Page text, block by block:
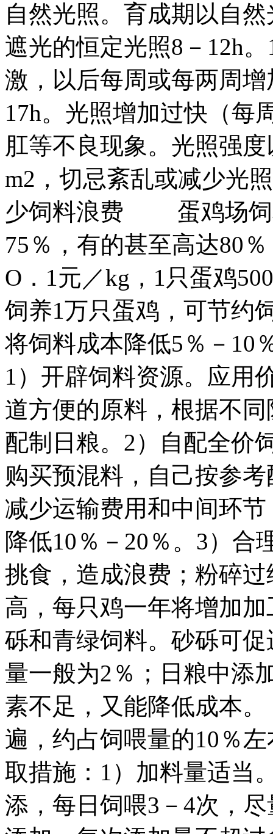
自然光照。育成期以自
遮光的恒定光照8－12h
激，以后每周或每两周
17h。光照增加过快（每
肛等不良现象。光照强
m2，切忌紊乱或减少光
少饲料浪费 蛋鸡场饲
75％，有的甚至高达80
O．1元／kg，1只蛋鸡
饲养1万只蛋鸡，可节约
将饲料成本降低5％－10
1）开辟饲料资源。应用
道方便的原料，根据不
配制日粮。2）自配全价
购买预混料，自己按参
减少运输费用和中间环
降低10％－20％。3）合
挑食，造成浪费；粉碎
高，每只鸡一年将增加
砾和青绿饲料。砂砾可
量一般为2％；日粮中添
素不足，又能降低成
遍，约占饲喂量的10％
取措施：1）加料量适当
添，每日饲喂3－4次，